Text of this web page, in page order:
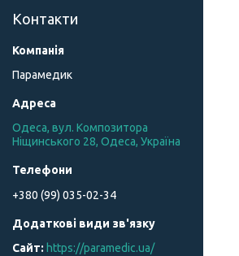
Контакти
Парамедик
Одеса, вул. Композитора
Ніщинського 28, Одеса, Україна
+380 (99) 035-02-34
https://paramedic.ua/